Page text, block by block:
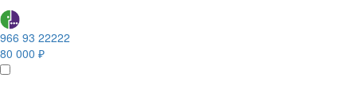
966 93 22222
80 000 ₽